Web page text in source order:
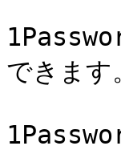
できます